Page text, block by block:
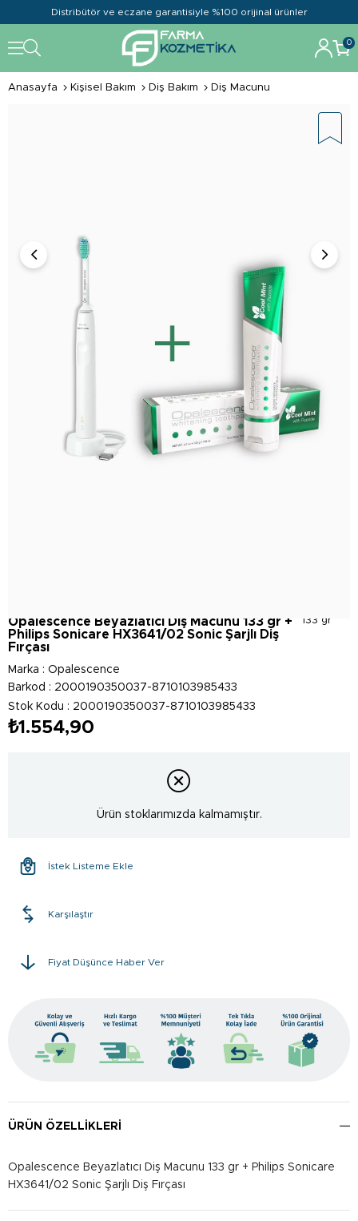
Distribütör ve eczane garantisiyle %100 orijinal ürünler
0
Anasayfa Kişisel Bakım Diş Bakım Diş Macunu
133 gr
Opalescence Beyazlatıcı Diş Macunu 133 gr +
Philips Sonicare HX3641/02 Sonic Şarjlı Diş
Fırçası
Marka : Opalescence
Barkod : 2000190350037-8710103985433
Stok Kodu
2000190350037-8710103985433
₺1.554,90
Ürün stoklarımızda kalmamıştır.
İstek Listeme Ekle
Karşılaştır
Fiyat Düşünce Haber Ver
ÜRÜN ÖZELLIKLERI
Opalescence Beyazlatıcı Diş Macunu 133 gr + Philips Sonicare
HX3641/02 Sonic Şarjlı Diş Fırçası